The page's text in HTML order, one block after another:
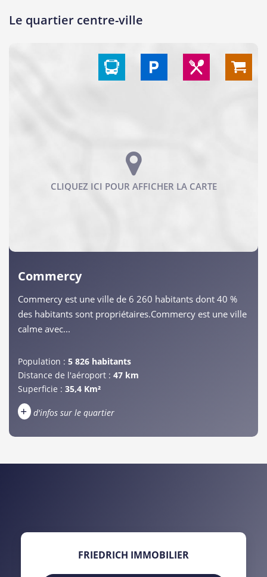
Le quartier centre-ville
Commercy
Commercy est une ville de 6 260 habitants dont 40 %
des habitants sont propriétaires.Commercy est une ville
calme avec...
Population : 5 826 habitants
Distance de l'aéroport : 47 km
Superficie : 35,4 Km²
+ d'infos sur le quartier
VOITURE
FRIEDRICH IMMOBILIER